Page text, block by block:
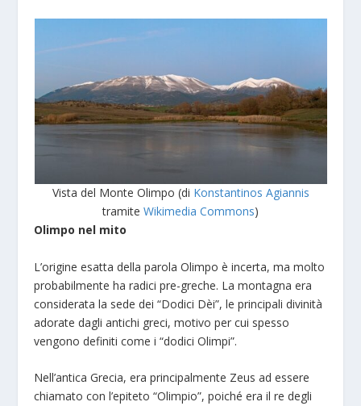
Vista del Monte Olimpo (di Konstantinos Agiannis
tramite Wikimedia Commons)
Olimpo nel mito
L’origine esatta della parola Olimpo è incerta, ma molto
probabilmente ha radici pre-greche. La montagna era
considerata la sede dei “Dodici Dèi”, le principali divinità
adorate dagli antichi greci, motivo per cui spesso
vengono definiti come i “dodici Olimpi”.
Nell’antica Grecia, era principalmente Zeus ad essere
chiamato con l’epiteto “Olimpio”, poiché era il re degli